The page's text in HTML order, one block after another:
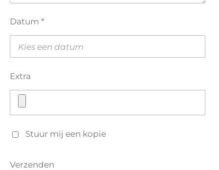
Datum *
Extra
Stuur mij een kopie
Verzenden